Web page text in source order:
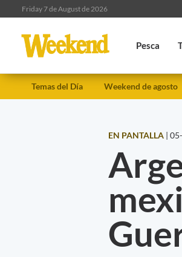
Friday 7 de August de 2026
Pesca
Temas del Día Weekend de agosto
EN PANTALLA |